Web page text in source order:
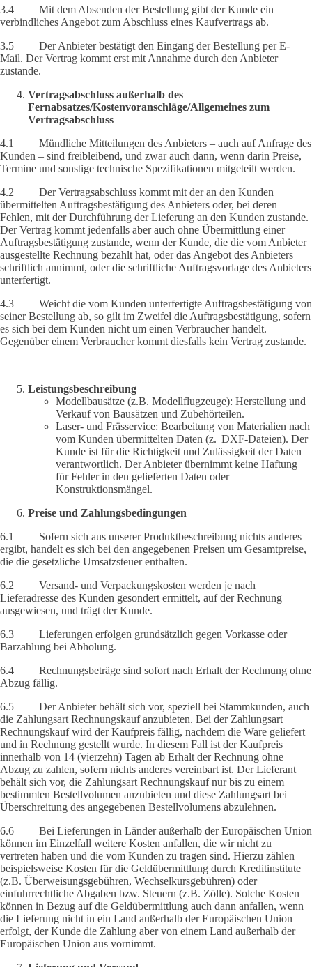
3.4 Mit dem Absenden der Bestellung gibt der Kunde ein
verbindliches Angebot zum Abschluss eines Kaufvertrags ab.
3.5 Der Anbieter bestätigt den Eingang der Bestellung per E-
Mail. Der Vertrag kommt erst mit Annahme durch den Anbieter
zustande.
Vertragsabschluss außerhalb des
Fernabsatzes/Kostenvoranschläge/Allgemeines zum
Vertragsabschluss
4.1 Mündliche Mitteilungen des Anbieters – auch auf Anfrage des
Kunden – sind freibleibend, und zwar auch dann, wenn darin Preise,
Termine und sonstige technische Spezifikationen mitgeteilt werden.
4.2 Der Vertragsabschluss kommt mit der an den Kunden
übermittelten Auftragsbestätigung des Anbieters oder, bei deren
Fehlen, mit der Durchführung der Lieferung an den Kunden zustande.
Der Vertrag kommt jedenfalls aber auch ohne Übermittlung einer
Auftragsbestätigung zustande, wenn der Kunde, die die vom Anbieter
ausgestellte Rechnung bezahlt hat, oder das Angebot des Anbieters
schriftlich annimmt, oder die schriftliche Auftragsvorlage des Anbieters
unterfertigt.
4.3 Weicht die vom Kunden unterfertigte Auftragsbestätigung von
seiner Bestellung ab, so gilt im Zweifel die Auftragsbestätigung, sofern
es sich bei dem Kunden nicht um einen Verbraucher handelt.
Gegenüber einem Verbraucher kommt diesfalls kein Vertrag zustande.
Leistungsbeschreibung
Modellbausätze (z.B. Modellflugzeuge): Herstellung und
Verkauf von Bausätzen und Zubehörteilen.
Laser- und Frässervice: Bearbeitung von Materialien nach
vom Kunden übermittelten Daten (z. DXF-Dateien). Der
Kunde ist für die Richtigkeit und Zulässigkeit der Daten
verantwortlich. Der Anbieter übernimmt keine Haftung
für Fehler in den gelieferten Daten oder
Konstruktionsmängel.
Preise und Zahlungsbedingungen
6.1 Sofern sich aus unserer Produktbeschreibung nichts anderes
ergibt, handelt es sich bei den angegebenen Preisen um Gesamtpreise,
die die gesetzliche Umsatzsteuer enthalten.
6.2 Versand- und Verpackungskosten werden je nach
Lieferadresse des Kunden gesondert ermittelt, auf der Rechnung
ausgewiesen, und trägt der Kunde.
6.3 Lieferungen erfolgen grundsätzlich gegen Vorkasse oder
Barzahlung bei Abholung.
6.4 Rechnungsbeträge sind sofort nach Erhalt der Rechnung ohne
Abzug fällig.
6.5 Der Anbieter behält sich vor, speziell bei Stammkunden, auch
die Zahlungsart Rechnungskauf anzubieten. Bei der Zahlungsart
Rechnungskauf wird der Kaufpreis fällig, nachdem die Ware geliefert
und in Rechnung gestellt wurde. In diesem Fall ist der Kaufpreis
innerhalb von 14 (vierzehn) Tagen ab Erhalt der Rechnung ohne
Abzug zu zahlen, sofern nichts anderes vereinbart ist. Der Lieferant
behält sich vor, die Zahlungsart Rechnungskauf nur bis zu einem
bestimmten Bestellvolumen anzubieten und diese Zahlungsart bei
Überschreitung des angegebenen Bestellvolumens abzulehnen.
6.6 Bei Lieferungen in Länder außerhalb der Europäischen Union
können im Einzelfall weitere Kosten anfallen, die wir nicht zu
vertreten haben und die vom Kunden zu tragen sind. Hierzu zählen
beispielsweise Kosten für die Geldübermittlung durch Kreditinstitute
(z.B. Überweisungsgebühren, Wechselkursgebühren) oder
einfuhrrechtliche Abgaben bzw. Steuern (z.B. Zölle). Solche Kosten
können in Bezug auf die Geldübermittlung auch dann anfallen, wenn
die Lieferung nicht in ein Land außerhalb der Europäischen Union
erfolgt, der Kunde die Zahlung aber von einem Land außerhalb der
Europäischen Union aus vornimmt.